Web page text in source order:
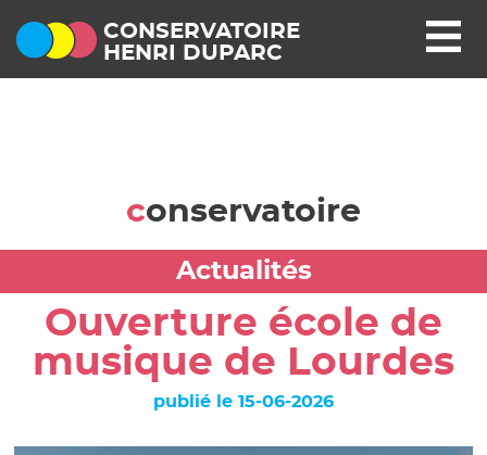
CONSERVATOIRE
HENRI DUPARC
conservatoire
Actualités
Ouverture école de
musique de Lourdes
publié le 15-06-2026